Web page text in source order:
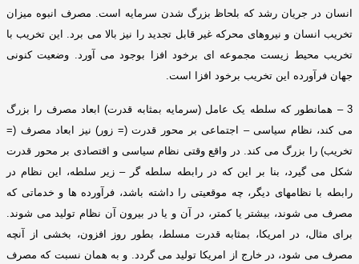
انسان در جریان رشد که بلحاظ بزرگ شدن سرمایه است
مصرف انبوه میزان
تخریب انسان و نیروهای محرکه غیر قابل تجدید را نیز بالا می برد
این تخریب با
تخریب محیط زیست مجموعه ای برخود افزا بوجود می آورد
وضعیت کنونی
جهان فرآورده این تخریب برخود افزا است
3 – همانطور که سلطه یک عامل(سرمایه بمثابه قدرت) ابعاد مصرف را بزرگ
می کند، نظام سیاسی – اجتماعی بر محور قدرت(= زور ) نیز ابعاد مصرف (=
تخریب)را بزرگ می کند
در واقع وقتی نظام سیاسی و اقتصادی بر محور قدرت
شکل می گیرد، بنا بر این که در رابطه سلطه گر – زیر سلطه، این نظام در
رابطه با نظامهای دیگر، چه موقعیتی را داشته باشد، فرآورده ها و خدماتی که
مصرف می شوند، بیشتر یا کمتر، در آن و یا در بیرون آن نظام تولید می شوند
برای مثال، در امریکا، بمثابه قدرت مسلط، بطور روز افزون، بخشی از آنچه
مصرف می شود، در خارج از امریکا تولید می گردد
و به همان نسبت که مصرف